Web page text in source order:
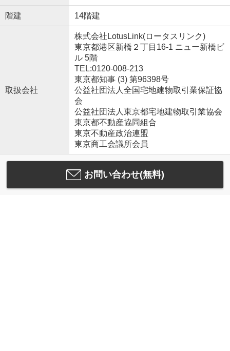
階建 14階建
取扱会社
株式会社LotusLink(ロータスリンク)
東京都港区新橋２丁目16-1 ニュー新橋ビ
ル 5階
TEL:0120-008-213
東京都知事 (3) 第96398号
公益社団法人全国宅地建物取引業保証協
会
公益社団法人東京都宅地建物取引業協会
東京都不動産協同組合
東京不動産政治連盟
東京商工会議所会員
お問い合わせ(無料)